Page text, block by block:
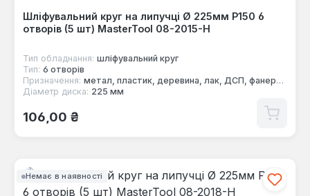
Шліфувальний круг на липучці Ø 225мм P150 6
отворів (5 шт) MasterTool 08-2015-H
Тип обладнання: шліфувальний круг
Тип: 6 отворів
Призначення: метал, пластик, деревина, лак, ДСП, фанера, фарба
Діаметр диска: 225 мм
Звичайна ціна:
106,00 ₴
Немає в наявності